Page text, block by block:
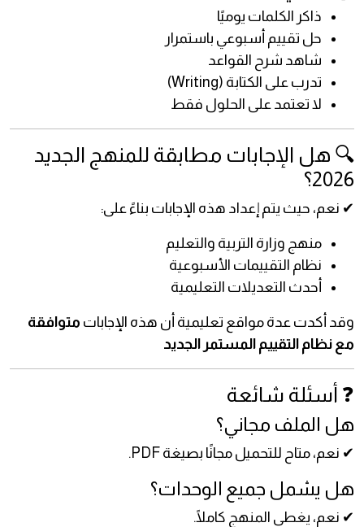
ذاكر الكلمات يوميًا
حل تقييم أسبوعي باستمرار
شاهد شرح القواعد
تدرب على الكتابة (Writing)
لا تعتمد على الحلول فقط
🔍 هل الإجابات مطابقة للمنهج الجديد
2026؟
✔ نعم، حيث يتم إعداد هذه الإجابات بناءً على:
منهج وزارة التربية والتعليم
نظام التقييمات الأسبوعية
أحدث التعديلات التعليمية
وقد أكدت عدة مواقع تعليمية أن هذه الإجابات متوافقة
مع نظام التقييم المستمر الجديد
❓ أسئلة شائعة
هل الملف مجاني؟
✔ نعم، متاح للتحميل مجانًا بصيغة PDF.
هل يشمل جميع الوحدات؟
✔ نعم، يغطي المنهج كاملًا.